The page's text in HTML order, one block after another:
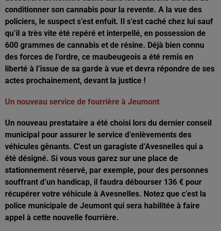
conditionner son cannabis pour la revente. A la vue des
policiers, le suspect s’est enfuit. Il s’est caché chez lui sauf
qu’il a très vite été repéré et interpellé, en possession de
600 grammes de cannabis et de résine. Déjà bien connu
des forces de l’ordre, ce maubeugeois a été remis en
liberté à l’issue de sa garde à vue et devra répondre de ses
actes prochainement, devant la justice !
Un nouveau service de fourrière à Jeumont
Un nouveau prestataire a été choisi lors du dernier conseil
municipal pour assurer le service d’enlèvements des
véhicules gênants. C’est un garagiste d’Avesnelles qui a
été désigné. Si vous vous garez sur une place de
stationnement réservé, par exemple, pour des personnes
souffrant d’un handicap, il faudra débourser 136 € pour
récupérer votre véhicule à Avesnelles. Notez que c’est la
police municipale de Jeumont qui sera habilitée à faire
appel à cette nouvelle fourrière.